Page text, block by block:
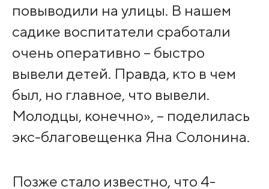
повыводили на улицы. В нашем
садике воспитатели сработали
очень оперативно – быстро
вывели детей. Правда, кто в чем
был, но главное, что вывели.
Молодцы, конечно», – поделилась
экс-благовещенка Яна Солонина.
Позже стало известно, что 4-